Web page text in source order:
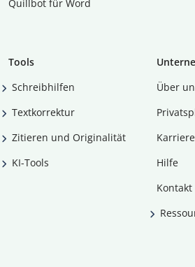
Quillbot für Word
Tools
Schreibhilfen
Textkorrektur
Zitieren und Originalität
KI-Tools
Über
Karriere
Hilfe
Kontakt